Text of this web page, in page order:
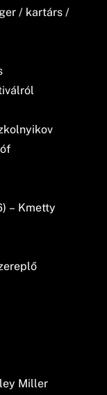
/ kartárs /
– Kmetty
Miller